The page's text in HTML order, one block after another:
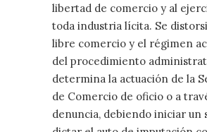
libertad de comercio y al
toda industria lícita. Se
libre comercio y el régimen
del procedimiento
determina la actuación de la
de Comercio de oficio o a
denuncia, debiendo iniciar un